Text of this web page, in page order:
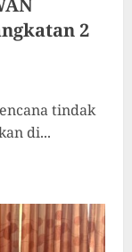
2
tindak
di...